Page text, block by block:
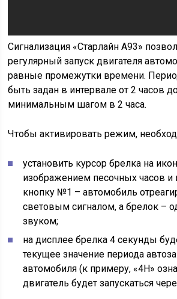
Сигнализация «Старлайн А93»
регулярный запуск двигателя
равные промежутки времени.
быть задан в интервале от 2 часов
минимальным шагом в 2 часа.
Чтобы активировать режим,
установить курсор брелка на
изображением песочных часов и
кнопку №1 – автомобиль
световым сигналом, а брелок –
звуком;
на дисплее брелка 4 секунды
текущее значение периода
автомобиля (к примеру, «4Н»
двигатель будет запускаться